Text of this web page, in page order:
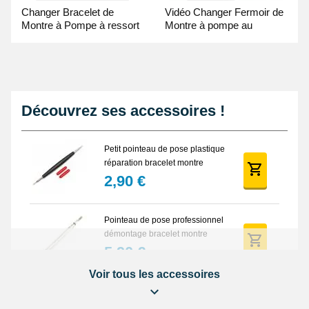
Changer Bracelet de
Montre à Pompe à ressort
Vidéo Changer Fermoir de
Montre à pompe au
Découvrez ses accessoires !
Petit pointeau de pose plastique
réparation bracelet montre
2,90 €
Pointeau de pose professionnel
démontage bracelet montre
5,90 €
Lot Outils Montre 12 pièces +
Voir tous les accessoires